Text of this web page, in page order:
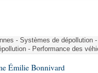
- Systèmes de dépollution
- Performance des
Émilie Bonnivard